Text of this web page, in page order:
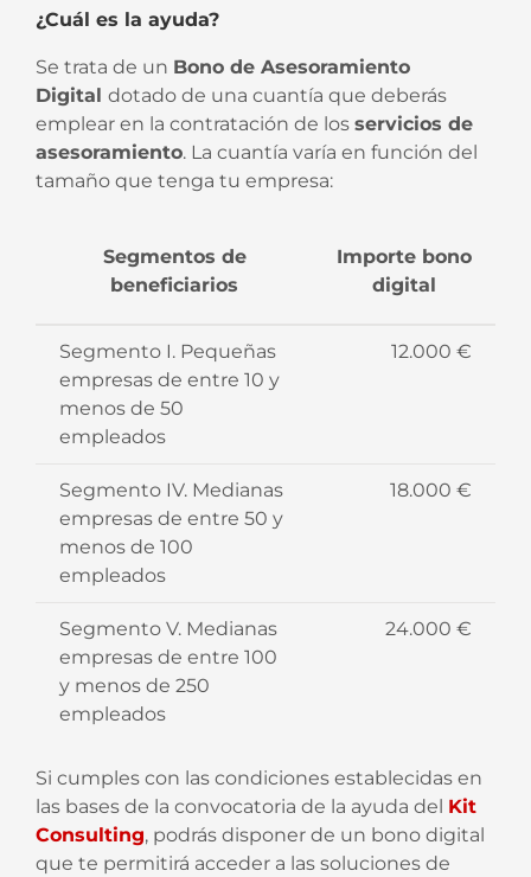
¿Cuál es la ayuda?
Se trata de un Bono de Asesoramiento
Digital dotado de una cuantía que deberás
emplear en la contratación de los servicios de
asesoramiento. La cuantía varía en función del
tamaño que tenga tu empresa:
Segmentos de
beneficiarios
Importe bono
digital
Segmento I. Pequeñas
empresas de entre 10 y
menos de 50
empleados
12.000 €
Segmento IV. Medianas
empresas de entre 50 y
menos de 100
empleados
18.000 €
Segmento V. Medianas
empresas de entre 100
y menos de 250
empleados
24.000 €
Si cumples con las condiciones establecidas en
las bases de la convocatoria de la ayuda del Kit
Consulting, podrás disponer de un bono digital
que te permitirá acceder a las soluciones de